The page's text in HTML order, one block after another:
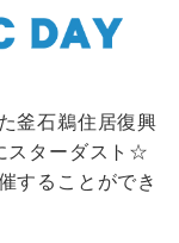
釜石鵜住居復興
スターダスト☆
することができ